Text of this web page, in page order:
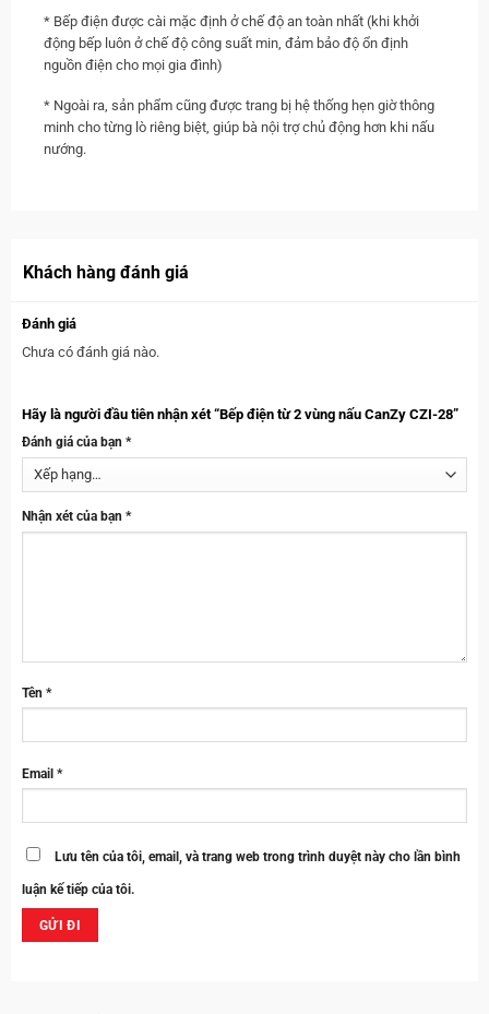
* Bếp điện được cài mặc định ở chế độ an toàn nhất (khi khởi
động bếp luôn ở chế độ công suất min, đảm bảo độ ổn định
nguồn điện cho mọi gia đình)
* Ngoài ra, sản phẩm cũng được trang bị hệ thống hẹn giờ thông
minh cho từng lò riêng biệt, giúp bà nội trợ chủ động hơn khi nấu
nướng.
Khách hàng đánh giá
Đánh giá
Chưa có đánh giá nào.
Hãy là người đầu tiên nhận xét “Bếp điện từ 2 vùng nấu CanZy CZI-28”
Đánh giá của bạn *
Nhận xét của bạn *
Tên *
Email *
Lưu tên của tôi, email, và trang web trong trình duyệt này cho lần bình
luận kế tiếp của tôi.